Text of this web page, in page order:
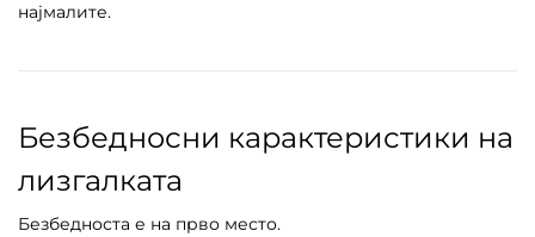
најмалите.
Безбедносни карактеристики на
лизгалката
Безбедноста е на прво место.